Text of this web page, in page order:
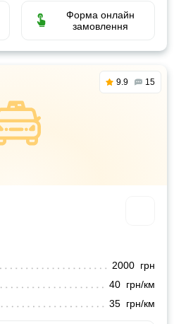
Форма онлайн
замовлення
9.9 15
2000 грн
40 грн/км
35 грн/км